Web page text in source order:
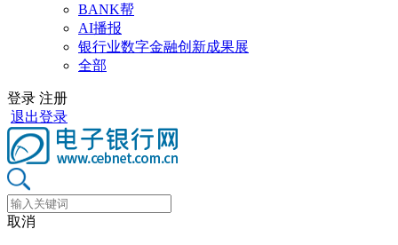
BANK帮
AI播报
银行业数字金融创新成果展
全部
登录 注册
退出登录
取消